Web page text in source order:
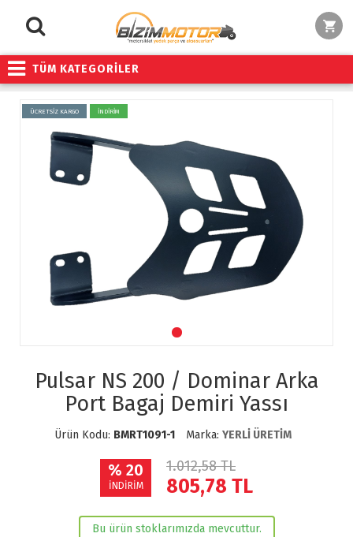
TÜM KATEGORİLER
ÜCRETSİZ KARGO İNDİRİM
Pulsar NS 200 / Dominar Arka
Port Bagaj Demiri Yassı
Ürün Kodu: BMRT1091-1 Marka: YERLİ ÜRETİM
% 20
İNDİRİM
1.012,58 TL
805,78 TL
Bu ürün stoklarımızda mevcuttur.